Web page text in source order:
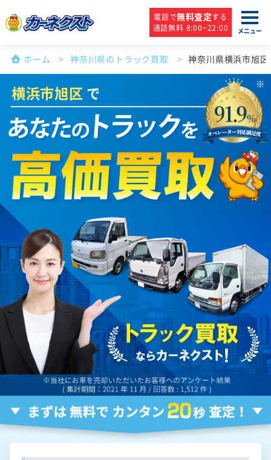
電話で無料査定する
通話無料 8:00~22:00
メニュー
ホーム 神奈川県のトラック買取 神奈川県横浜市旭
横浜市旭区 で